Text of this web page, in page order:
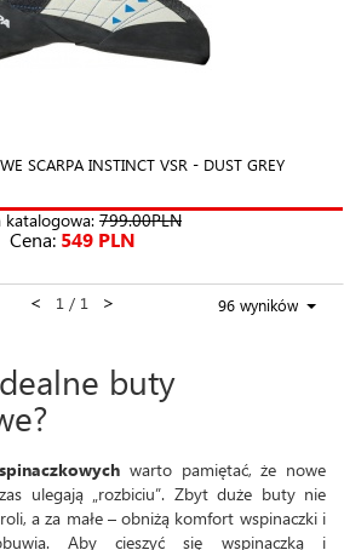
SCARPA INSTINCT VSR - DUST GREY
katalogowa: 799.00PLN
Cena: 549 PLN
< 1 / 1 > 96 wyników
buty
warto pamiętać, że nowe
ulegają „rozbiciu”. Zbyt duże buty nie
a za małe – obniżą komfort wspinaczki i
Aby cieszyć się wspinaczką i